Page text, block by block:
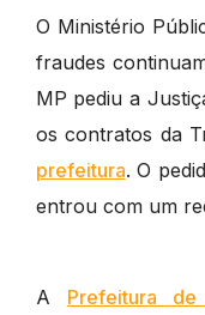
O Ministério
fraudes
MP pediu a
os contratos da
prefeitura. O
entrou com um
A Prefeitura de